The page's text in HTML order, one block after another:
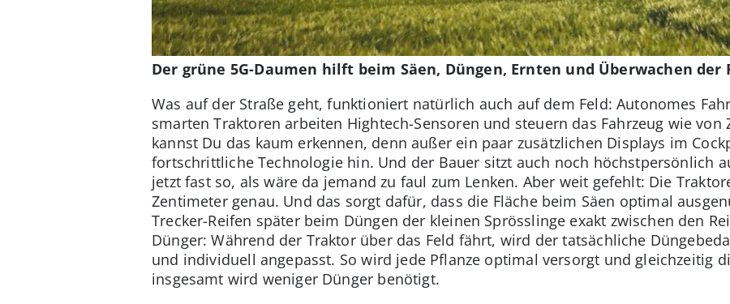
Der grüne 5G-Daumen hilft beim Säen, Düngen, Ernten und Überwachen der
Was auf der Straße geht, funktioniert natürlich auch auf dem Feld: Autonomes
smarten Traktoren arbeiten Hightech-Sensoren und steuern das Fahrzeug wie von
kannst Du das kaum erkennen, denn außer ein paar zusätzlichen Displays im
fortschrittliche Technologie hin. Und der Bauer sitzt auch noch höchstpersönlich
jetzt fast so, als wäre da jemand zu faul zum Lenken. Aber weit gefehlt: Die
Zentimeter genau. Und das sorgt dafür, dass die Fläche beim Säen optimal
Trecker-Reifen später beim Düngen der kleinen Sprösslinge exakt zwischen den
Dünger: Während der Traktor über das Feld fährt, wird der tatsächliche
und individuell angepasst. So wird jede Pflanze optimal versorgt und gleichzeitig
insgesamt wird weniger Dünger benötigt.